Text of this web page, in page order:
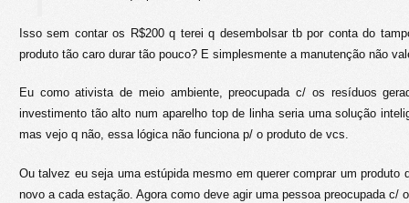
Isso sem contar os R$200 q terei q desembolsar tb por conta do
produto tão caro durar tão pouco? E simplesmente a manutenção não
Eu como ativista de meio ambiente, preocupada c/ os resíduos
investimento tão alto num aparelho top de linha seria uma solução
mas vejo q não, essa lógica não funciona p/ o produto de vcs.
Ou talvez eu seja uma estúpida mesmo em querer comprar um produto
novo a cada estação. Agora como deve agir uma pessoa preocupada c/